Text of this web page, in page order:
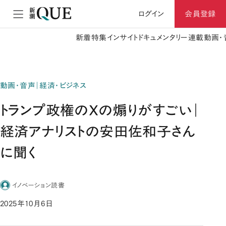
ログイン 会員登録
新着特集 インサイト ドキュメンタリー 連載動画
動画・音声｜経済・ビジネス
トランプ政権のXの煽りがすごい｜
経済アナリストの安田佐和子さん
に聞く
イノベーション読書
2025年10月6日